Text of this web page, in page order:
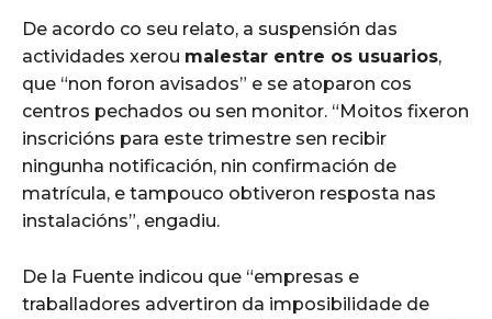
De acordo co seu relato, a suspensión das
actividades xerou malestar entre os usuarios,
que “non foron avisados” e se atoparon cos
centros pechados ou sen monitor. “Moitos fixeron
inscricións para este trimestre sen recibir
ningunha notificación, nin confirmación de
matrícula, e tampouco obtiveron resposta nas
instalacións”, engadiu.
De la Fuente indicou que “empresas e
traballadores advertiron da imposibilidade de